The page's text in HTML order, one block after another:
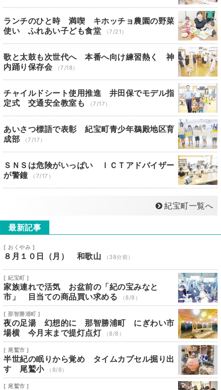
ランチのひと時 満喫 キホッチョ農園の野菜
使い ふれあい子ども食堂
（7/21）
歌と太鼓も次世代へ 本番へ向け練習熱く 神
内踊り保存会
（7/18）
チャイルドシート使用推進 井田保でモデル指
定式 交通安全教室も
（7/17）
あいさつ標語で表彰 紀宝町青少年鵜殿地区育
成部
（7/17）
ＳＮＳは危険がいっぱい ＩＣＴアドバイザー
が警鐘
（7/17）
紀宝町一覧へ
最新記事
[ おくやみ ]
８月１０日（月） 和歌山 （38分前）
[ 紀宝町 ]
家族連れで活気 お盆前の「紀の宝みなと
市」 目当ての商品買い求める
（8/8）
[ 那智勝浦町 ]
夜の足湯 幻想的に 那智勝浦町 にぎわい市
場横 今月末まで提灯点灯
（8/8）
[ 尾鷲市 ]
半世紀の眠りから覚め タイムカプセル掘り出
す 尾鷲小
（8/8）
[ 尾鷲市 ]